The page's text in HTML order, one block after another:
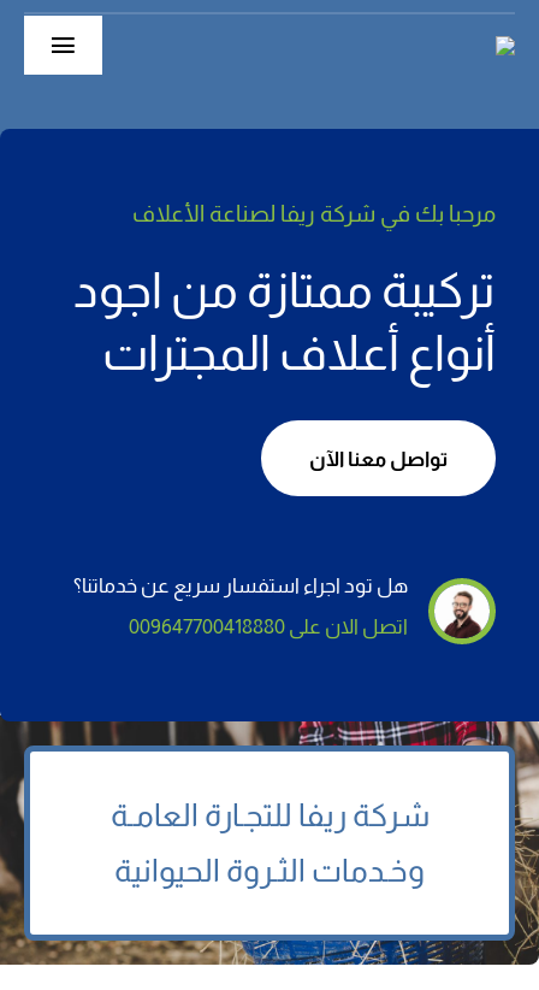
Skip
منتجاتنا
Extruder
شركة ريفا للتجـارة العامـة
وخـدمات الثـروة الحيوانية
مرحبا بك في شركة ريفا لصناعة الأعلاف
تركيبة ممتازة من اجود
أنواع أعلاف المجترات
تواصل معنا الآن
هل تود اجراء استفسار سريع عن خدماتنا؟
اتصل الان على 009647700418880